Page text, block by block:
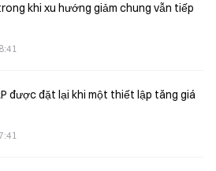
khi xu hướng giảm chung vẫn tiếp
được đặt lại khi một thiết lập tăng giá